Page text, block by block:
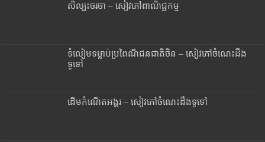
សិល្បះចរចា – សៀវភៅពាណិជ្ជកម្ម
ទំលៀមទម្លាប់ប្រពៃណីជនជាតិចិន – សៀវភៅចំណេះដឹង
ទូទៅ
ដើមកំណើតអង្គរ – សៀវភៅចំណេះដឹងទូទៅ